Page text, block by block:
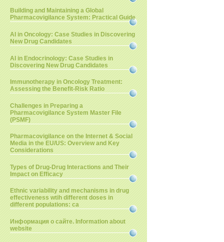
Building and Maintaining a Global
Pharmacovigilance System: Practical Guide
AI in Oncology: Case Studies in Discovering
New Drug Candidates
AI in Endocrinology: Case Studies in
Discovering New Drug Candidates
Immunotherapy in Oncology Treatment:
Assessing the Benefit-Risk Ratio
Challenges in Preparing a
Pharmacovigilance System Master File
(PSMF)
Pharmacovigilance on the Internet & Social
Media in the EU/US: Overview and Key
Considerations
Types of Drug-Drug Interactions and Their
Impact on Efficacy
Ethnic variability and mechanisms in drug
effectiveness wtih different doses in
different populations: ca
Информация о сайте. Information about
website